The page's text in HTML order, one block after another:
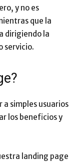
y no es
que la
dirigiendo la
servicio.
a simples usuarios
los beneficios y
landing page